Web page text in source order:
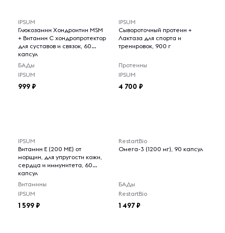
IPSUM
Глюкозамин Хондроитин MSM
+ Витамин C хондропротектор
для суставов и связок, 60
капсул
БАДы
IPSUM
999
IPSUM
Сывороточный протеин +
Лактаза для спорта и
тренировок, 900 г
Протеины
IPSUM
4 700
IPSUM
Витамин Е (200 МЕ) от
морщин, для упругости кожи,
сердца и иммунитета, 60
капсул
Витамины
IPSUM
1 599
RestartBio
Омега-3 (1200 мг), 90 капсул
БАДы
RestartBio
1 497